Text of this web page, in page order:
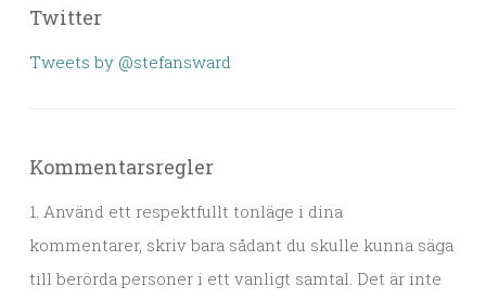
Twitter
Tweets by @stefansward
Kommentarsregler
1. Använd ett respektfullt tonläge i dina
kommentarer, skriv bara sådant du skulle kunna säga
till berörda personer i ett vanligt samtal. Det är inte